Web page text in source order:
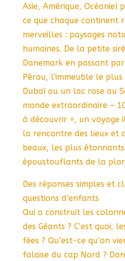
Asie, Amérique, Océanie)
ce que chaque continent
merveilles : paysages
humaines. De la petite
Danemark en passant
Pérou, l’immeuble le
Dubaï ou un lac rose au
monde extraordinaire –
à découvrir », un
la rencontre des lieux et
beaux, les plus
époustouflants de la
Des réponses simples et
questions d’enfants
Qui a construit les
des Géants ? C’est quoi,
fées ? Qu’est-ce qu’on
falaise du cap Nord ?